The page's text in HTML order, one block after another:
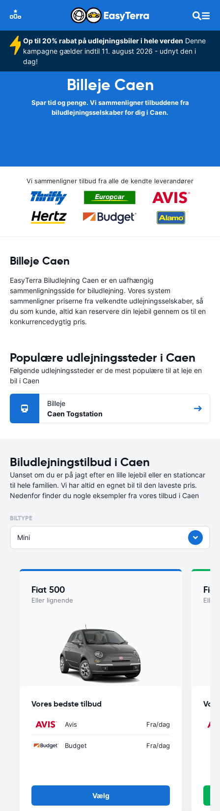
Op til 20% rabat på udlejningsbiler i hele verden Denne
kampagne gælder indtil 11. august 2026 - udnyt den i
dag!
Billeje Caen
Spar tid og penge. Vi sammenligner tilbuddene fra
biludlejningsselskaber for dig i Caen.
Vi sammenligner tilbud fra alle de kendte leverandører
Billeje Caen
EasyTerra Biludlejning Caen er en uafhængig
sammenligningsside for biludlejning. Vores system
sammenligner priserne fra velkendte udlejningsselskaber, så
du som kunde, altid kan reservere din lejebil gennem os til en
konkurrencedygtig pris.
Populære udlejningssteder i Caen
Følgende udlejningssteder er de mest populære til at leje en
bil i Caen
Billeje
Caen Togstation
Biludlejningstilbud i Caen
Uanset om du er på jagt efter en lille lejebil eller en stationcar
til hele familien. Vi har altid en egnet bil til den laveste pris.
Nedenfor finder du nogle eksempler fra vores tilbud i Caen
BILTYPE
Mini
Fiat 500
Eller lignende
Vores bedste tilbud
Avis Fra/dag
Budget Fra/dag
Vælg
Eller